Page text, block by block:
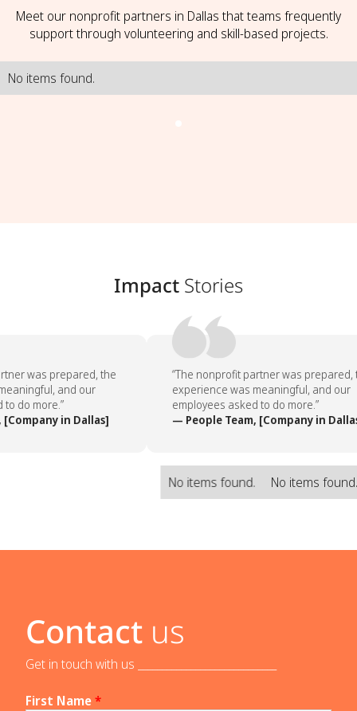
Meet our nonprofit partners in Dallas that teams frequently
support through volunteering and skill-based projects.
No items found.
Impact Stories
was prepared, the
and our
do more.”
in Dallas]
“The nonprofit partner was prepared,
experience was meaningful, and our
employees asked to do more.”
— People Team, [Company in
No items found. No items
Contact us
Get in touch with us _____________________________
First Name*